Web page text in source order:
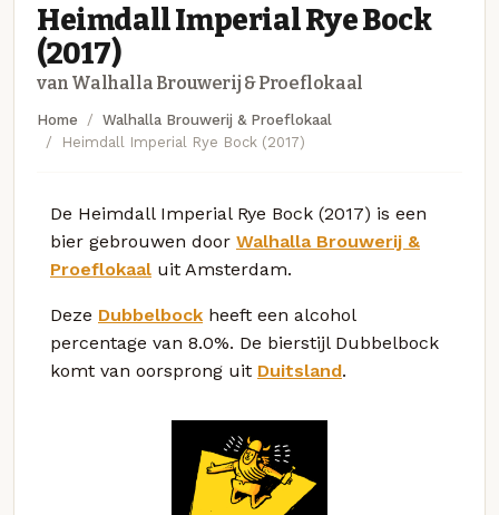
Heimdall Imperial Rye Bock
(2017)
van Walhalla Brouwerij & Proeflokaal
Home
Walhalla Brouwerij & Proeflokaal
Heimdall Imperial Rye Bock (2017)
De Heimdall Imperial Rye Bock (2017) is een
bier gebrouwen door Walhalla Brouwerij &
Proeflokaal uit Amsterdam.
Deze Dubbelbock heeft een alcohol
percentage van 8.0%. De bierstijl Dubbelbock
komt van oorsprong uit Duitsland.